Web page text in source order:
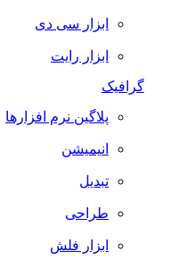
ابزار سی دی
ابزار رایت
گرافیک
پلاگین نرم افزارها
انیمیشن
تبدیل
طراحی
ابزار فلش